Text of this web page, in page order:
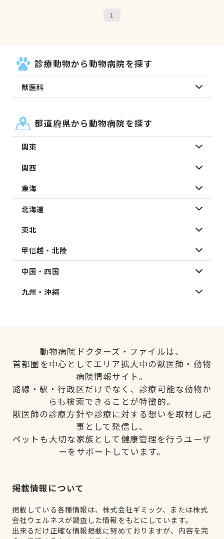
1
診療動物から動物病院を探す
獣医科
都道府県から動物病院を探す
関東
関西
東海
北海道
東北
甲信越・北陸
中国・四国
九州・沖縄
動物病院ドクターズ・ファイルは、
首都圏を中心としてエリア拡大中の獣医師・動物
病院情報サイト。
路線・駅・行政区だけでなく、診療可能な動物か
らも検索できることが特徴的。
獣医師の診療方針や診療に対する想いを取材し記
事として発信し、
ペットも大切な家族として健康管理を行うユーザ
ーをサポートしています。
掲載情報について
掲載している各種情報は、株式会社ギミック、または株式
会社ウェルネスが調査した情報をもとにしています。
出来るだけ正確な情報掲載に努めておりますが、内容を完